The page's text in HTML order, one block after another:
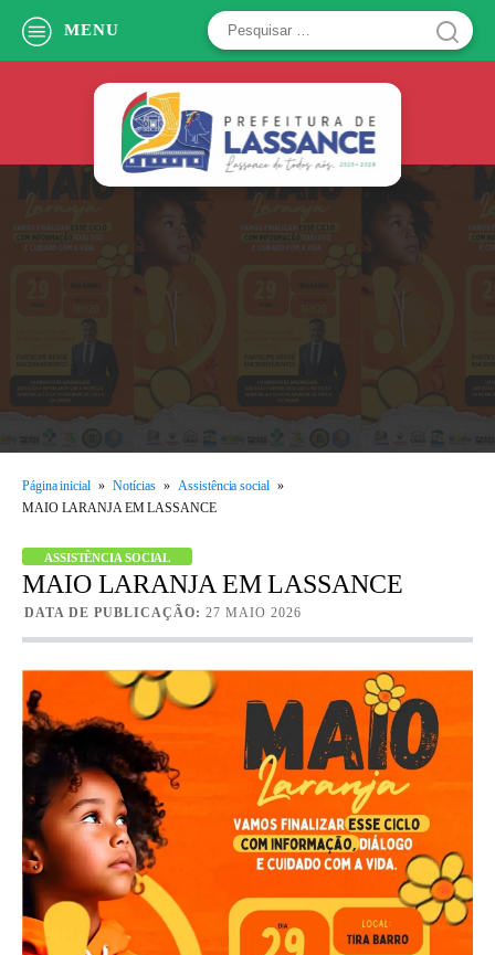
MENU
Pesquisar
Página inicial » Notícias » Assistência social »
MAIO LARANJA EM LASSANCE
ASSISTÊNCIA SOCIAL
MAIO LARANJA EM LASSANCE
DATA DE PUBLICAÇÃO: 27 MAIO 2026